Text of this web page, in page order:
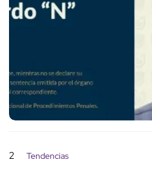
2 Tendencias